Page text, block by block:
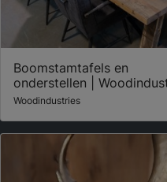
Boomstamtafels en
onderstellen |
Woodindustries